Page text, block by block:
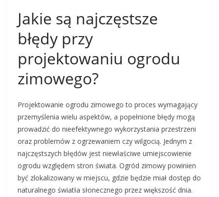
Jakie są najczęstsze
błędy przy
projektowaniu ogrodu
zimowego?
Projektowanie ogrodu zimowego to proces wymagający
przemyślenia wielu aspektów, a popełnione błędy mogą
prowadzić do nieefektywnego wykorzystania przestrzeni
oraz problemów z ogrzewaniem czy wilgocią. Jednym z
najczęstszych błędów jest niewłaściwe umiejscowienie
ogrodu względem stron świata. Ogród zimowy powinien
być zlokalizowany w miejscu, gdzie będzie miał dostęp do
naturalnego światła słonecznego przez większość dnia.